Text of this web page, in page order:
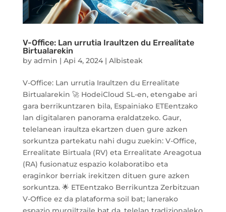
V-Office: Lan urrutia Iraultzen du Errealitate
Birtualarekin
by admin | Api 4, 2024| Albisteak
V-Office: Lan urrutia Iraultzen du Errealitate
Birtualarekin 🚀 HodeiCloud SL-en, etengabe ari
gara berrikuntzaren bila, Espainiako ETEentzako
lan digitalaren panorama eraldatzeko. Gaur,
telelanean iraultza ekartzen duen gure azken
sorkuntza partekatu nahi dugu zuekin: V-Office,
Errealitate Birtuala (RV) eta Errealitate Areagotua
(RA) fusionatuz espazio kolaboratibo eta
eraginkor berriak irekitzen dituen gure azken
sorkuntza. 🌟 ETEentzako Berrikuntza Zerbitzuan
V-Office ez da plataforma soil bat; lanerako